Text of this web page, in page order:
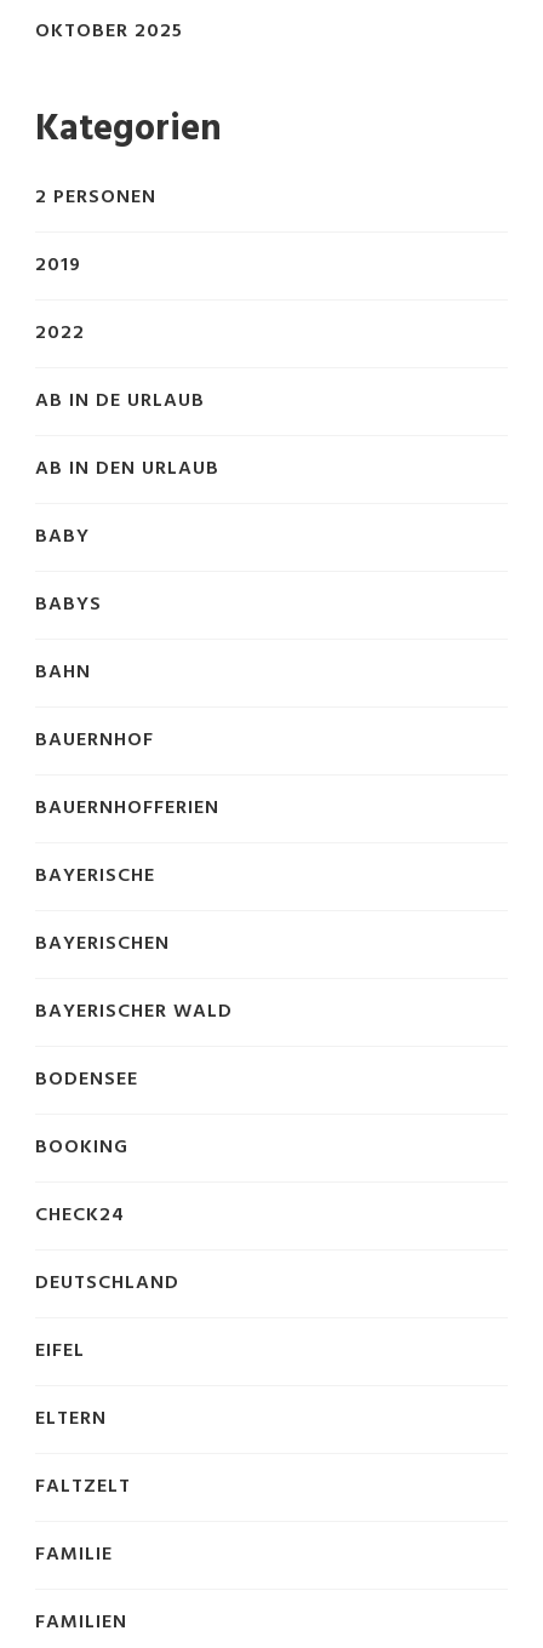
OKTOBER 2025
Kategorien
2 PERSONEN
2019
2022
AB IN DE URLAUB
AB IN DEN URLAUB
BABY
BABYS
BAHN
BAUERNHOF
BAUERNHOFFERIEN
BAYERISCHE
BAYERISCHEN
BAYERISCHER WALD
BODENSEE
BOOKING
CHECK24
DEUTSCHLAND
EIFEL
ELTERN
FALTZELT
FAMILIE
FAMILIEN